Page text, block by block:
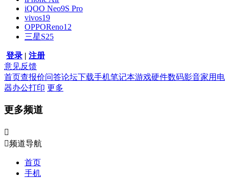
iQOO Neo9S Pro
vivos19
OPPOReno12
三星S25
登录 | 注册
意见反馈
首页查报价问答论坛下载手机笔记本游戏硬件数码影音家用电
器办公打印 更多
更多频道

频道导航
首页
手机